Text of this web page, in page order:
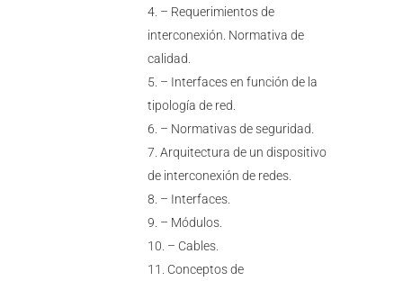
– Requerimientos de
interconexión. Normativa de
calidad.
– Interfaces en función de la
tipología de red.
– Normativas de seguridad.
Arquitectura de un dispositivo
de interconexión de redes.
– Interfaces.
– Módulos.
– Cables.
Conceptos de